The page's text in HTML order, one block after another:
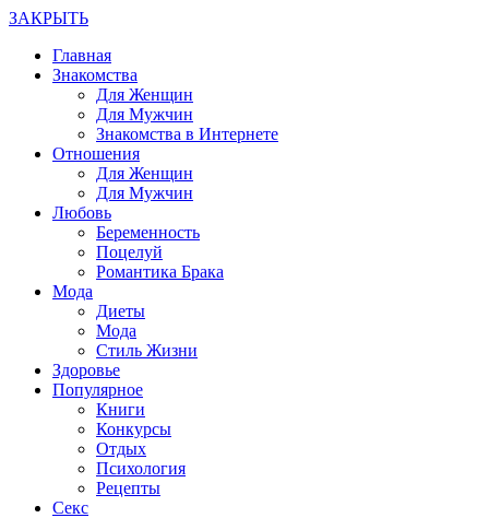
ЗАКРЫТЬ
Главная
Знакомства
Для Женщин
Для Мужчин
Знакомства в Интернете
Отношения
Для Женщин
Для Мужчин
Любовь
Беременность
Поцелуй
Романтика Брака
Мода
Диеты
Мода
Стиль Жизни
Здоровье
Популярное
Книги
Конкурсы
Отдых
Психология
Рецепты
Секс